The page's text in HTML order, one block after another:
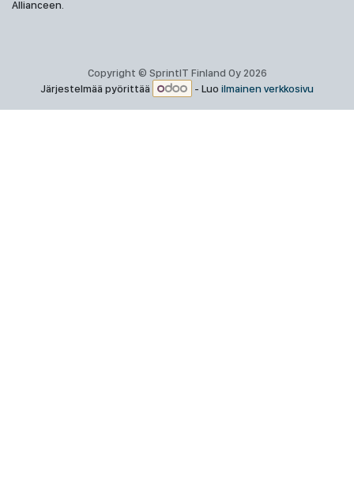
Allianceen.
Copyright © SprintIT Finland Oy 2026
Järjestelmää pyörittää
- Luo ilmainen verkkosivu